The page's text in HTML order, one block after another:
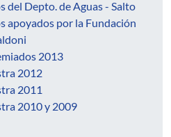
del Depto. de Aguas - Salto
apoyados por la Fundación
2013
2012
2011
2010 y 2009